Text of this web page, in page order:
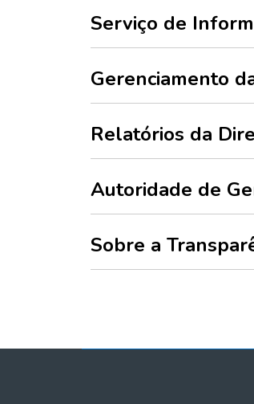
Serviço de
Gerenciamento
Relatórios da
Autoridade de
Sobre a